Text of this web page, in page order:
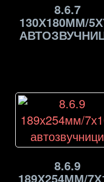
8.6.7
130Х180ММ/
8.6.9
189Х254ММ/